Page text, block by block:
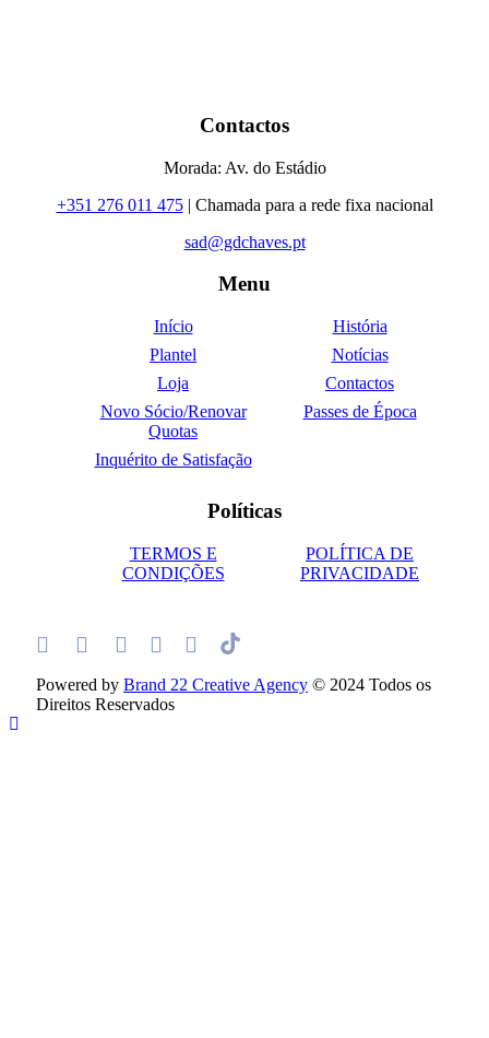
Contactos
Morada: Av. do Estádio
+351 276 011 475| Chamada para a rede fixa nacional
sad@gdchaves.pt
Menu
Início
História
Plantel
Notícias
Loja
Contactos
Novo Sócio/Renovar
Quotas
Passes de Época
Inquérito de Satisfação
Políticas
TERMOS E
CONDIÇÕES
POLÍTICA DE
PRIVACIDADE
Powered by Brand 22 Creative Agency © 2024 Todos os
Direitos Reservados